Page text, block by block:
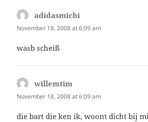
adidasmichi
November 18, 2008 at 6:09 am
wasb scheiß
willemtim
November 18, 2008 at 6:09 am
die bart die ken ik, woont dicht bij